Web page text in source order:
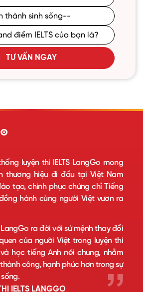
TP Hà Nội
Thủy, phường Cầu Giấy, TP
TƯ VẤN NGAY
luyện thi IELTS LangGo mong
thương hiệu đi đầu tại Việt Nam
tạo, chinh phục chứng chỉ Tiếng
hành cùng người Việt vươn ra
LangGo ra đời với sứ mệnh thay đổi
của người Việt trong luyện thi
và học tiếng Anh nói chung, nhằm
công, hạnh phúc hơn trong sự
IELTS LANGGO